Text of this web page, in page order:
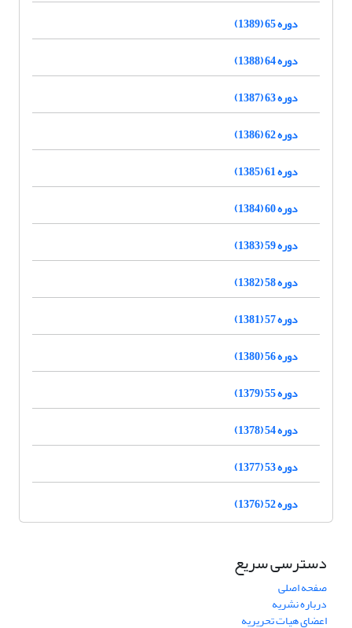
دوره 65 (1389)
دوره 64 (1388)
دوره 63 (1387)
دوره 62 (1386)
دوره 61 (1385)
دوره 60 (1384)
دوره 59 (1383)
دوره 58 (1382)
دوره 57 (1381)
دوره 56 (1380)
دوره 55 (1379)
دوره 54 (1378)
دوره 53 (1377)
دوره 52 (1376)
دسترسی سریع
صفحه اصلی
درباره نشریه
اعضای هیات تحریریه